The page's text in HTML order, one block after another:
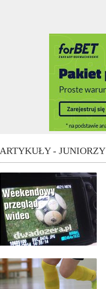
ARTYKUŁY - JUNIORZY